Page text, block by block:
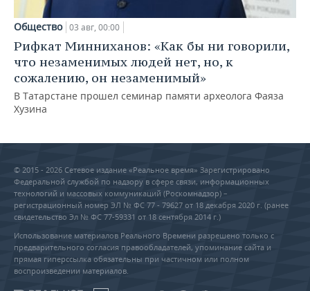
Общество 03 авг, 00:00
Рифкат Минниханов: «Как бы ни говорили,
что незаменимых людей нет, но, к
сожалению, он незаменимый»
В Татарстане прошел семинар памяти археолога Фаяза
Хузина
© 2015 - 2026 Сетевое издание «Реальное время» Зарегистрировано
Федеральной службой по надзору в сфере связи, информационных
технологий и массовых коммуникаций (Роскомнадзор) –
регистрационный номер ЭЛ № ФС 77 - 79627 от 18 декабря 2020 г. (ранее
свидетельство Эл № ФС 77-59331 от 18 сентября 2014 г.)
Использование материалов Реального Времени разрешено только с
предварительного согласия правообладателей, упоминание сайта и
прямая гиперссылка обязательны при частичном или полном
воспроизведении материалов.